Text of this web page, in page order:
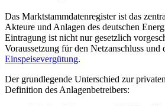
Das Marktstammdatenregister ist das
Akteure und Anlagen des deutschen
Eintragung ist nicht nur gesetzlich
Voraussetzung für den Netzanschluss und
Einspeisevergütung.
Der grundlegende Unterschied zur
Definition des Anlagenbetreibers: